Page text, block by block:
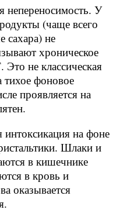
У
(чаще всего
сахара) не
хроническое
не классическая
тихое фоновое
проявляется на
на фоне
Шлаки и
в кишечнике
в кровь и
оказывается